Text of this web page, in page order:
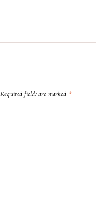
Required fields are marked *